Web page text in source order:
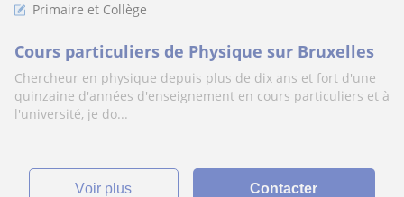
Primaire et Collège
Cours particuliers de Physique sur Bruxelles
Chercheur en physique depuis plus de dix ans et fort d'une
quinzaine d'années d'enseignement en cours particuliers et à
l'université, je do...
voir plus Contacter